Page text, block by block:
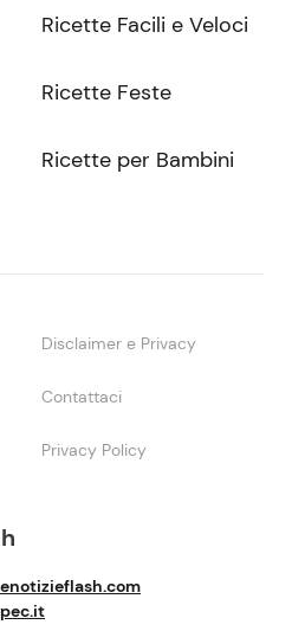
Ricette Facili e Veloci
Ricette Feste
Ricette per Bambini
Disclaimer e Privacy
Contattaci
Privacy Policy